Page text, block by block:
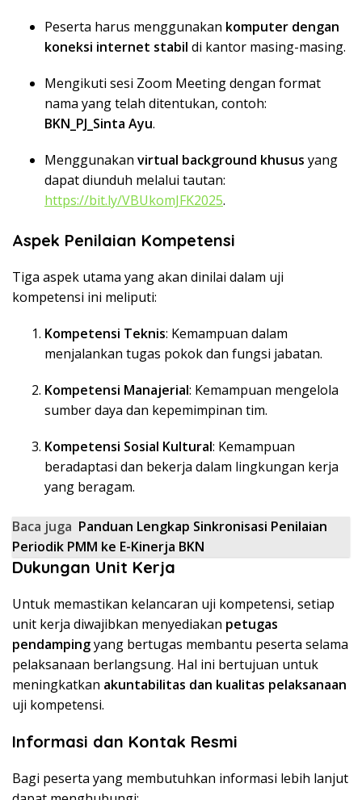
Peserta harus menggunakan komputer dengan
koneksi internet stabil di kantor masing-masing.
Mengikuti sesi Zoom Meeting dengan format
nama yang telah ditentukan, contoh:
BKN_PJ_Sinta Ayu.
Menggunakan virtual background khusus yang
dapat diunduh melalui tautan:
https://bit.ly/VBUkomJFK2025.
Aspek Penilaian Kompetensi
Tiga aspek utama yang akan dinilai dalam uji
kompetensi ini meliputi:
Kompetensi Teknis: Kemampuan dalam
menjalankan tugas pokok dan fungsi jabatan.
Kompetensi Manajerial: Kemampuan mengelola
sumber daya dan kepemimpinan tim.
Kompetensi Sosial Kultural: Kemampuan
beradaptasi dan bekerja dalam lingkungan kerja
yang beragam.
Baca juga Panduan Lengkap Sinkronisasi Penilaian
Periodik PMM ke E-Kinerja BKN
Dukungan Unit Kerja
Untuk memastikan kelancaran uji kompetensi, setiap
unit kerja diwajibkan menyediakan petugas
pendampingyang bertugas membantu peserta selama
pelaksanaan berlangsung. Hal ini bertujuan untuk
meningkatkan akuntabilitas dan kualitas pelaksanaan
uji kompetensi.
Informasi dan Kontak Resmi
Bagi peserta yang membutuhkan informasi lebih lanjut